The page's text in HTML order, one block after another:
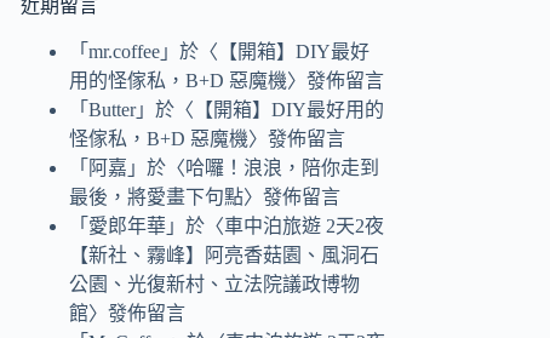
近期留言
「mr.coffee 」於〈 【開箱】DIY最好
用的怪傢私，B+D 惡魔機〉發佈留言
「Butter」於〈 【開箱】DIY最好用的
怪傢私，B+D 惡魔機〉發佈留言
「 阿嘉 」於〈哈囉！浪浪，陪你走到
最後，將愛畫下句點〉發佈留言
「 愛郎年華 」於〈車中泊旅遊 2天2夜
【新社、霧峰】阿亮香菇園、風洞石
公園、光復新村、立法院議政博物
館〉發佈留言